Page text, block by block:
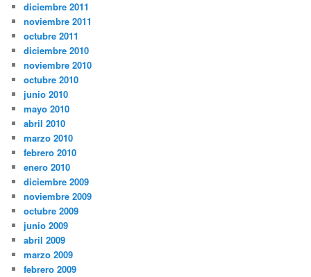
diciembre 2011
noviembre 2011
octubre 2011
diciembre 2010
noviembre 2010
octubre 2010
junio 2010
mayo 2010
abril 2010
marzo 2010
febrero 2010
enero 2010
diciembre 2009
noviembre 2009
octubre 2009
junio 2009
abril 2009
marzo 2009
febrero 2009